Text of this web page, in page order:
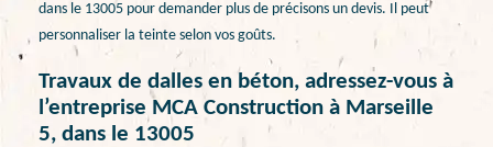
dans le 13005 pour demander plus de précisons un devis. Il peut
personnaliser la teinte selon vos goûts.
Travaux de dalles en béton, adressez-vous à
l’entreprise MCA Construction à Marseille
5, dans le 13005